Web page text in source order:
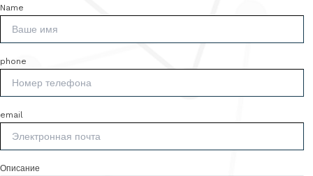
Name
phone
email
Описание